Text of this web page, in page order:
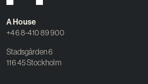
A House
+46 8-410 89 900
Stadsgården 6
116 45 Stockholm